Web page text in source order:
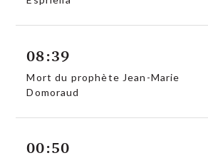
08:39
Mort du prophète Jean-Marie
Domoraud
00:50